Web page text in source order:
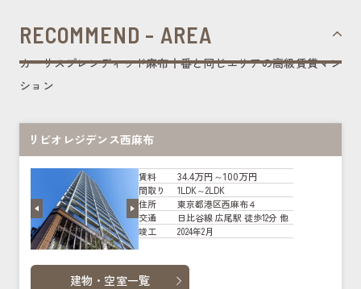
RECOMMEND - AREA
カーサスプレンディッド麻布十番と同じエリアの高級賃貸マン
ション
リビオレジデンス西麻布
賃料 34.4万円～100万円
間取り
1LDK～2LDK
住所
東京都港区西麻布４
交通
日比谷線 広尾駅 徒歩12分 他
竣工
2024年2月
建物・空室一覧